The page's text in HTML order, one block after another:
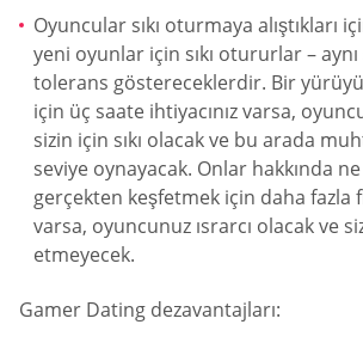
Oyuncular sıkı oturmaya alıştıkları
yeni oyunlar için sıkı otururlar –
tolerans göstereceklerdir. Bir
için üç saate ihtiyacınız varsa,
sizin için sıkı olacak ve bu arada
seviye oynayacak. Onlar hakkında
gerçekten keşfetmek için daha fazla
varsa, oyuncunuz ısrarcı olacak ve
etmeyecek.
Gamer Dating dezavantajları: